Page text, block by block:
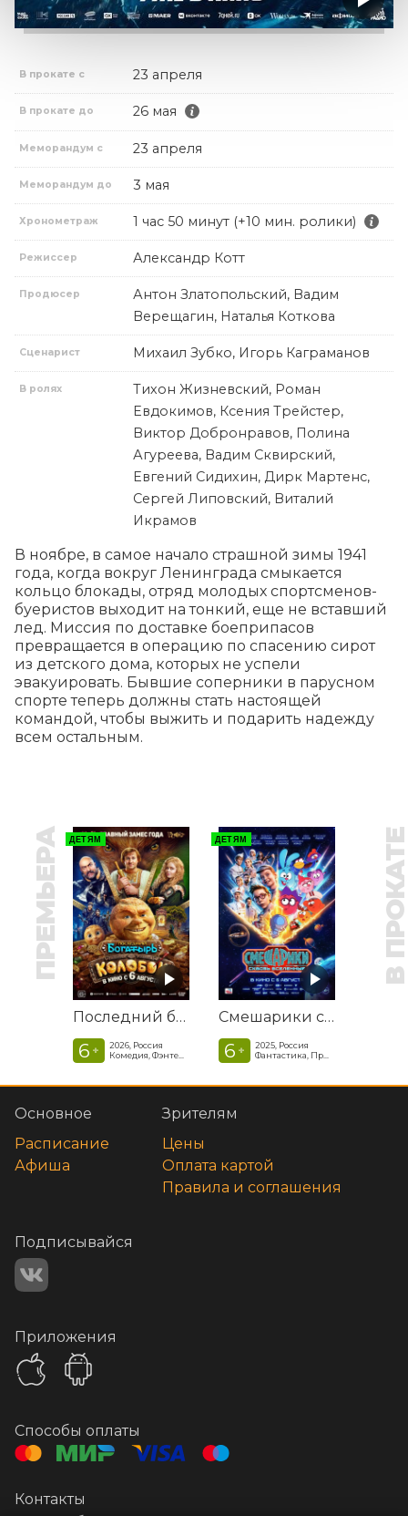
В прокате с 23 апреля
В прокате до 26 мая
Меморандум с 23 апреля
Меморандум до 3 мая
Хронометраж 1 час 50 минут (+10 мин. ролики)
Режиссер Александр Котт
Продюсер
Антон Златопольский, Вадим
Верещагин, Наталья Коткова
Сценарист Михаил Зубко, Игорь Каграманов
В ролях
Тихон Жизневский, Роман
Евдокимов, Ксения Трейстер,
Виктор Добронравов, Полина
Агуреева, Вадим Сквирский,
Евгений Сидихин, Дирк Мартенс,
Сергей Липовский, Виталий
Икрамов
В ноябре, в самое начало страшной зимы 1941
года, когда вокруг Ленинграда смыкается
кольцо блокады, отряд молодых спортсменов-
буеристов выходит на тонкий, еще не вставший
лед. Миссия по доставке боеприпасов
превращается в операцию по спасению сирот
из детского дома, которых не успели
эвакуировать. Бывшие соперники в парусном
спорте теперь должны стать настоящей
командой, чтобы выжить и подарить надежду
всем остальным.
ПРЕМЬЕРА ДЕТЯМ
Последний богатырь. Колобок
6 +
2026, Россия
Комедия, Фэнтези, Приключения
ДЕТЯМ
Смешарики сквозь вселенные
6 +
2025, Россия
Фантастика, Приключенческая комедия
В
Основное
Расписание
Афиша
Зрителям
Цены
Оплата картой
Правила и соглашения
Подписывайся
Приложения
Способы оплаты
Контакты